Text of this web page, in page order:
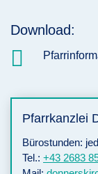
Download:

Pfarrkanzlei
Bürostunden:
Tel.: +43 2683